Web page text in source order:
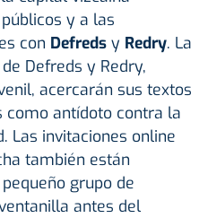
y a las
con Defreds y Redry. La
de Defreds y Redry,
acercarán sus textos
antídoto contra la
Las invitaciones online
también están
grupo de
antes del